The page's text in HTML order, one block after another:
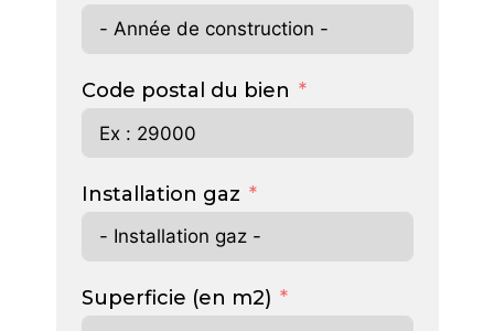
Code postal du bien
Installation gaz
Superficie (en m2)